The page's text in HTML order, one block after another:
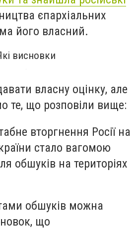
єпархіальних
його власний.
висновки
власну оцінку, але
те, що розповіли вище:
вторгнення Росії на
стало вагомою
обшуків на територіях
обшуків можна
що